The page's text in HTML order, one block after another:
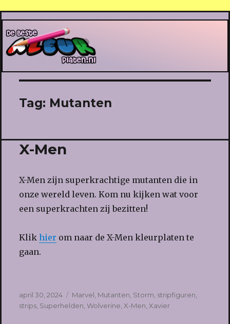
De Beste Kleurplaten
Tag: Mutanten
X-Men
X-Men zijn superkrachtige mutanten die in
onze wereld leven. Kom nu kijken wat voor
een superkrachten zij bezitten!
Klik hier om naar de X-Men kleurplaten te
gaan.
Geplaatst
op
april 30, 2024 Tags
Marvel Mutanten Storm stripfiguren
strips, Superhelden Wolverine X-Men Xavier